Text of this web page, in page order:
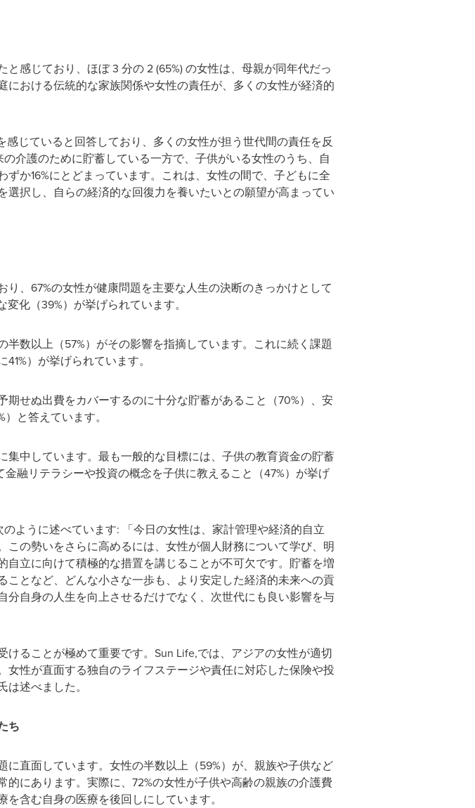
感じており、ほぼ 3 分の 2 (65%) の女性は、母親が同年代だっ
おける伝統的な家族関係や女性の責任が、多くの女性が経済的
じていると回答しており、多くの女性が担う世代間の責任を反
介護のために貯蓄している一方で、子供がいる女性のうち、自
か16%にとどまっています。これは、女性の間で、子どもに全
択し、自らの経済的な回復力を養いたいとの願望が高まってい
、67%の女性が健康問題を主要な人生の決断のきっかけとして
化（39%）が挙げられています。
数以上（57%）がその影響を指摘しています。これに続く課題
）が挙げられています。
せぬ出費をカバーするのに十分な貯蓄があること（70%）、安
と答えています。
中しています。最も一般的な目標には、子供の教育資金の貯蓄
融リテラシーや投資の概念を子供に教えること（47%）が挙げ
のように述べています: 「今日の女性は、家計管理や経済的自立
の勢いをさらに高めるには、女性が個人財務について学び、明
立に向けて積極的な措置を講じることが不可欠です。貯蓄を増
となど、どんな小さな一歩も、より安定した経済的未来への貢
自身の人生を向上させるだけでなく、次世代にも良い影響を与
ることが極めて重要です。Sun Life,では、アジアの女性が適切
性が直面する独自のライフステージや責任に対応した保険や投
述べました。
ち
直面しています。女性の半数以上（59%）が、親族や子供など
にあります。実際に、72%の女性が子供や高齢の親族の介護費
含む自身の医療を後回しにしています。